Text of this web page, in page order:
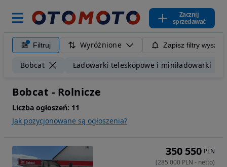
Zacznij
sprzedawać
Filtruj Wyróżnione Zapisz filtry
Bobcat Ładowarki teleskopowe i miniładowarki
Bobcat - Rolnicze
Liczba ogłoszeń: 11
Jak pozycjonowane są ogłoszenia?
350 550 PLN
(285 000 PLN - netto)